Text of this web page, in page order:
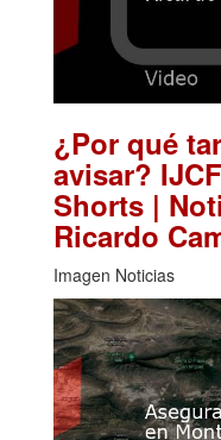
¿Por qué
avisar?
Shorts |
Ricardo
Imagen Noticias